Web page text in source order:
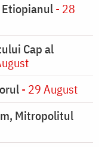
Etiopianul- 28
Cap al
- 29 August
Mitropolitul